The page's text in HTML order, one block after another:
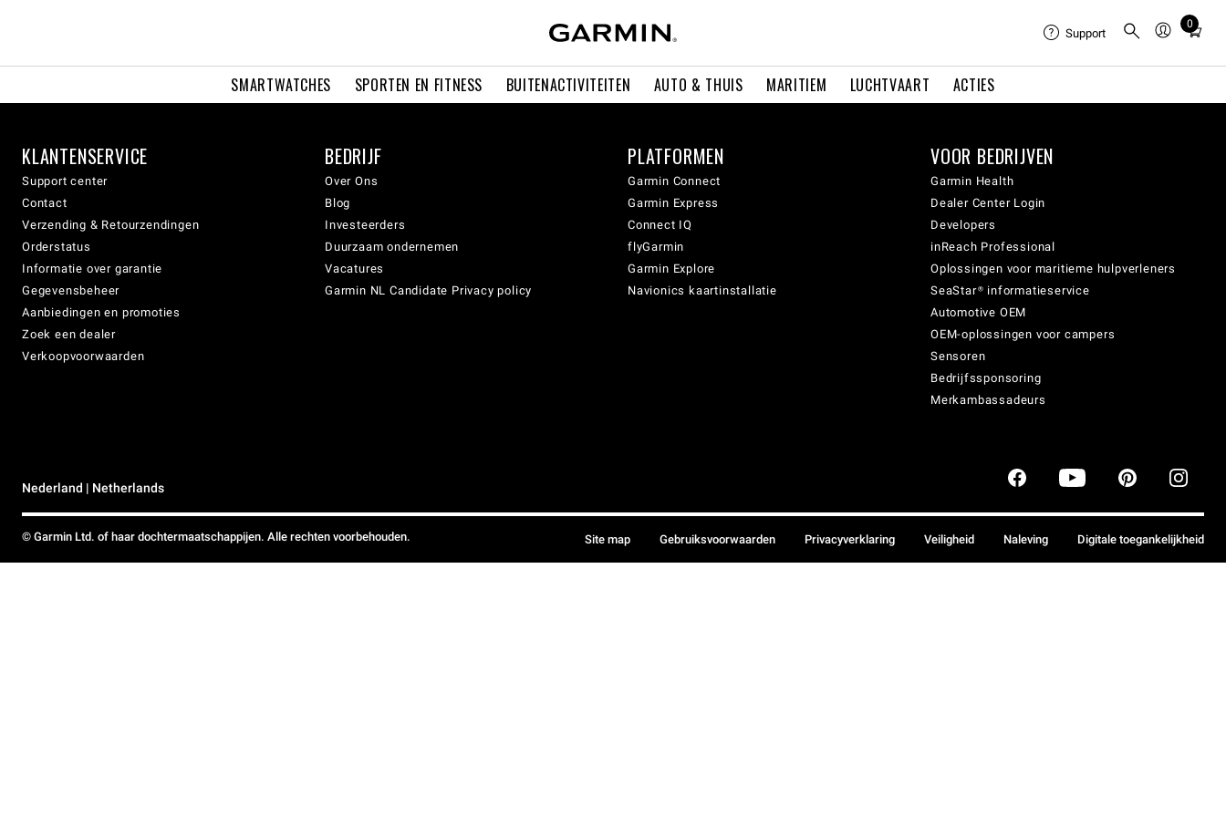
SMARTWATCHES SPORTEN EN FITNESS BUITENACTIVITEITEN AUTO & THUIS MARITIEM LUCHTVAART ACTIES
Support
0
Total
cart:
KLANTENSERVICE
Support center
Contact
Verzending & Retourzendingen
Orderstatus
Informatie over garantie
Gegevensbeheer
Aanbiedingen en promoties
Zoek een dealer
Verkoopvoorwaarden
BEDRIJF
Over Ons
Blog
Investeerders
Duurzaam ondernemen
Vacatures
Garmin NL Candidate Privacy policy
PLATFORMEN
Garmin Connect
Garmin Express
Connect IQ
flyGarmin
Garmin Explore
Navionics kaartinstallatie
VOOR BEDRIJVEN
Garmin Health
Dealer Center Login
Developers
inReach Professional
Oplossingen voor maritieme hulpverleners
SeaStar® informatieservice
Automotive OEM
OEM-oplossingen voor campers
Sensoren
Bedrijfssponsoring
Merkambassadeurs
Nederland | Netherlands
© Garmin Ltd. of haar dochtermaatschappijen. Alle rechten voorbehouden. Site map Gebruiksvoorwaarden Privacyverklaring Veiligheid Naleving Digitale toegankelijkheid